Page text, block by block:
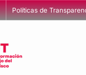
Políticas de